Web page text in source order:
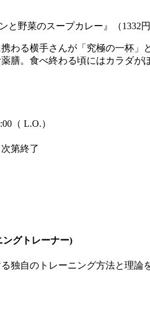
野菜のスープカレー』（1332
わる横手さんが「究極の一杯
膳。食べ終わる頃にはカラダが
（ L.O.）
第終了
グトレーナー)
独自のトレーニング方法と理